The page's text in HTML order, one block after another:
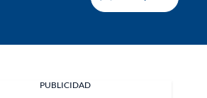
PUBLICIDAD